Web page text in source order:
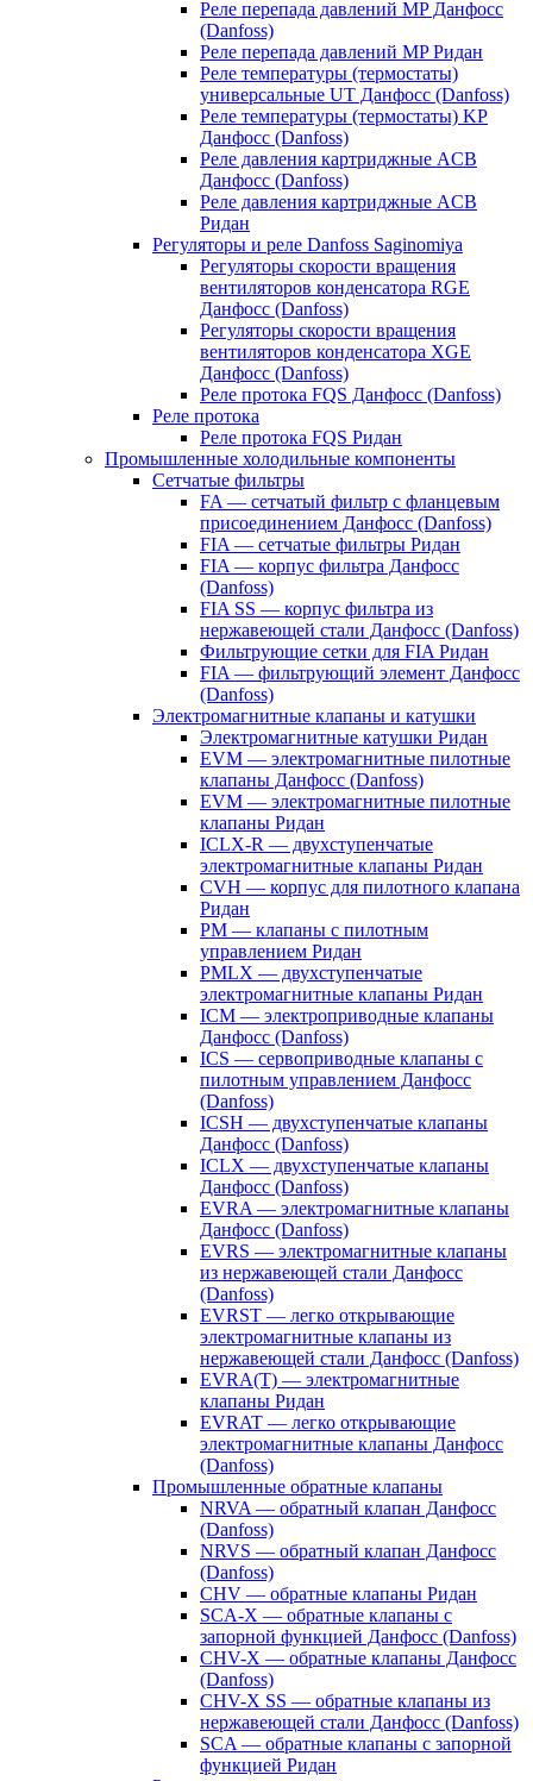
Реле перепада давлений MP Данфосс
(Danfoss)
Реле перепада давлений MP Ридан
Реле температуры (термостаты)
универсальные UT Данфосс (Danfoss)
Реле температуры (термостаты) KP
Данфосс (Danfoss)
Реле давления картриджные ACB
Данфосс (Danfoss)
Реле давления картриджные ACB
Ридан
Регуляторы и реле Danfoss Saginomiya
Регуляторы скорости вращения
вентиляторов конденсатора RGE
Данфосс (Danfoss)
Регуляторы скорости вращения
вентиляторов конденсатора XGE
Данфосс (Danfoss)
Реле протока FQS Данфосс (Danfoss)
Реле протока
Реле протока FQS Ридан
Промышленные холодильные компоненты
Сетчатые фильтры
FA — сетчатый фильтр с фланцевым
присоединением Данфосс (Danfoss)
FIA — сетчатые фильтры Ридан
FIA — корпус фильтра Данфосс
(Danfoss)
FIA SS — корпус фильтра из
нержавеющей стали Данфосс (Danfoss)
Фильтрующие сетки для FIA Ридан
FIA — фильтрующий элемент Данфосс
(Danfoss)
Электромагнитные клапаны и катушки
Электромагнитные катушки Ридан
EVM — электромагнитные пилотные
клапаны Данфосс (Danfoss)
EVM — электромагнитные пилотные
клапаны Ридан
ICLX-R — двухступенчатые
электромагнитные клапаны Ридан
CVH — корпус для пилотного клапана
Ридан
PM — клапаны с пилотным
управлением Ридан
PMLX — двухступенчатые
электромагнитные клапаны Ридан
ICM — электроприводные клапаны
Данфосс (Danfoss)
ICS — сервоприводные клапаны с
пилотным управлением Данфосс
(Danfoss)
ICSH — двухступенчатые клапаны
Данфосс (Danfoss)
ICLX — двухступенчатые клапаны
Данфосс (Danfoss)
EVRA — электромагнитные клапаны
Данфосс (Danfoss)
EVRS — электромагнитные клапаны
из нержавеющей стали Данфосс
(Danfoss)
EVRST — легко открывающие
электромагнитные клапаны из
нержавеющей стали Данфосс (Danfoss)
EVRA(T) — электромагнитные
клапаны Ридан
EVRAT — легко открывающие
электромагнитные клапаны Данфосс
(Danfoss)
Промышленные обратные клапаны
NRVA — обратный клапан Данфосс
(Danfoss)
NRVS — обратный клапан Данфосс
(Danfoss)
CHV — обратные клапаны Ридан
SCA-X — обратные клапаны с
запорной функцией Данфосс (Danfoss)
CHV-X — обратные клапаны Данфосс
(Danfoss)
CHV-X SS — обратные клапаны из
нержавеющей стали Данфосс (Danfoss)
SCA — обратные клапаны с запорной
функцией Ридан